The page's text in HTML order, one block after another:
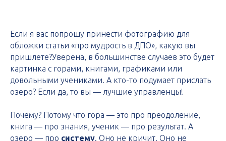
Если я вас попрошу принести фотографию для
обложки статьи «про мудрость в ДПО», какую вы
пришлете?Уверена, в большинстве случаев это будет
картинка с горами, книгами, графиками или
довольными учениками. А кто-то подумает прислать
озеро? Если да, то вы — лучшие управленцы!
Почему? Потому что гора — это про преодоление,
книга — про знания, ученик — про результат. А
озеро — про систему. Оно не кричит. Оно не